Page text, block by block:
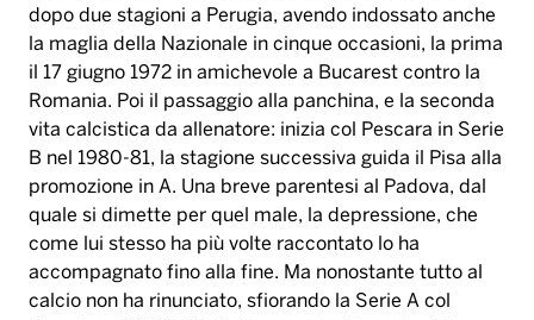
dopo due stagioni a Perugia, avendo indossato anche
la maglia della Nazionale in cinque occasioni, la prima
il 17 giugno 1972 in amichevole a Bucarest contro la
Romania. Poi il passaggio alla panchina, e la seconda
vita calcistica da allenatore: inizia col Pescara in Serie
B nel 1980-81, la stagione successiva guida il Pisa alla
promozione in A. Una breve parentesi al Padova, dal
quale si dimette per quel male, la depressione, che
come lui stesso ha più volte raccontato lo ha
accompagnato fino alla fine. Ma nonostante tutto al
calcio non ha rinunciato, sfiorando la Serie A col